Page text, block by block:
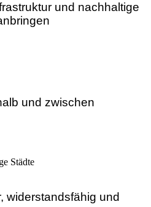
und nachhaltige
und zwischen
widerstandsfähig und